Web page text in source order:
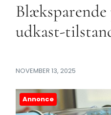
udkast-
NOVEMBER 13, 2025
Annonce